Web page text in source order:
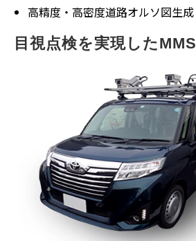
高精度・高密度道路オルソ図生成
目視点検を実現したMMS